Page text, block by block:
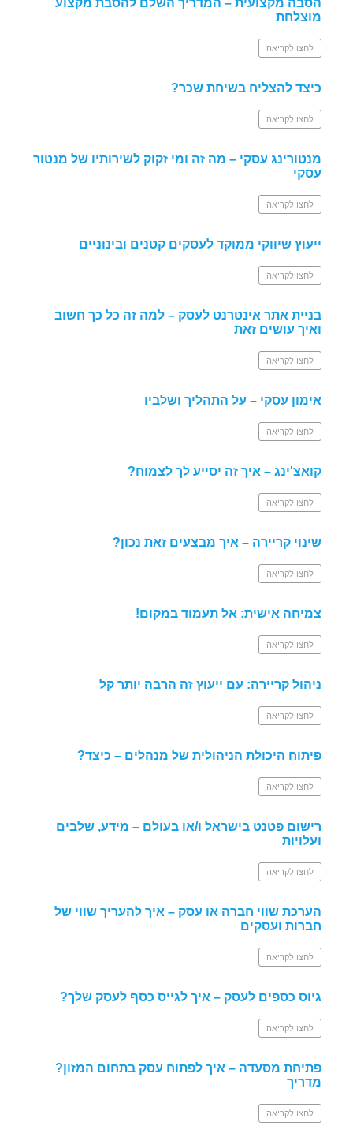
הסבה מקצועית – המדריך השלם להסבת מקצוע
מוצלחת
לחצו לקריאה
כיצד להצליח בשיחת שכר?
לחצו לקריאה
מנטורינג עסקי – מה זה ומי זקוק לשירותיו של מנטור
עסקי
לחצו לקריאה
ייעוץ שיווקי ממוקד לעסקים קטנים ובינוניים
לחצו לקריאה
בניית אתר אינטרנט לעסק – למה זה כל כך חשוב
ואיך עושים זאת
לחצו לקריאה
אימון עסקי – על התהליך ושלביו
לחצו לקריאה
קואצ'ינג – איך זה יסייע לך לצמוח?
לחצו לקריאה
שינוי קריירה – איך מבצעים זאת נכון?
לחצו לקריאה
צמיחה אישית: אל תעמוד במקום!
לחצו לקריאה
ניהול קריירה: עם ייעוץ זה הרבה יותר קל
לחצו לקריאה
פיתוח היכולת הניהולית של מנהלים – כיצד?
לחצו לקריאה
רישום פטנט בישראל ו/או בעולם – מידע, שלבים
ועלויות
לחצו לקריאה
הערכת שווי חברה או עסק – איך להעריך שווי של
חברות ועסקים
לחצו לקריאה
גיוס כספים לעסק – איך לגייס כסף לעסק שלך?
לחצו לקריאה
פתיחת מסעדה – איך לפתוח עסק בתחום המזון?
מדריך
לחצו לקריאה